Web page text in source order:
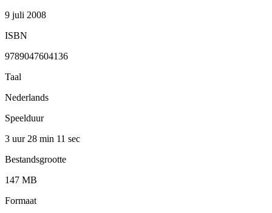
9 juli 2008
ISBN
9789047604136
Taal
Nederlands
Speelduur
3 uur 28 min 11 sec
Bestandsgrootte
147 MB
Formaat